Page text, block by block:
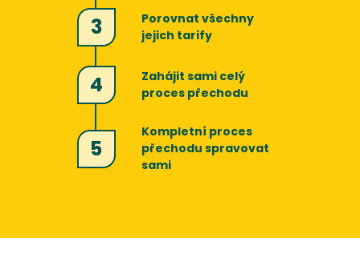
3
Porovnat všechny
jejich tarify
4
Zahájit sami celý
proces přechodu
5
Kompletní proces
přechodu spravovat
sami